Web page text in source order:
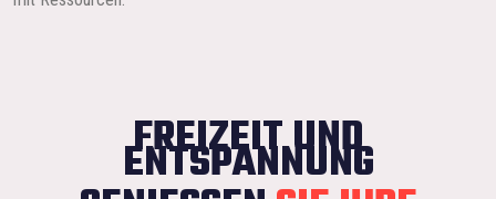
FREIZEIT UND
ENTSPANNUNG